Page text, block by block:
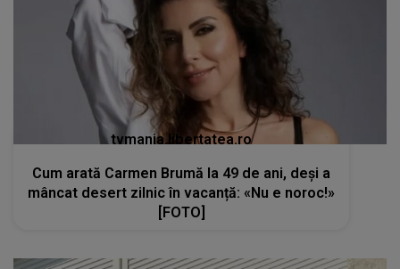
tvmania.libertatea.ro
Cum arată Carmen Brumă la 49 de ani, deși a
mâncat desert zilnic în vacanță: «Nu e noroc!»
[FOTO]